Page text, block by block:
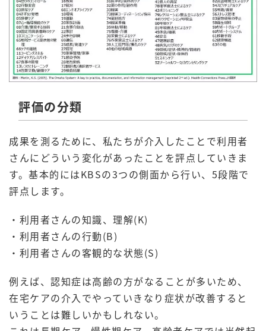
評価の分類
成果を測るために、私たちが介入したことで利用者
さんにどういう変化があったことを評点していきま
す。基本的にはKBSの3つの側面から行い、5段階で
評点します。
・利用者さんの知識、理解(K)
・利用者さんの行動(B)
・利用者さんの客観的な状態(S)
例えば、認知症は高齢の方がなることが多いため、
在宅ケアの介入でやっていきなり症状が改善すると
いうことは難しいかもしれない。